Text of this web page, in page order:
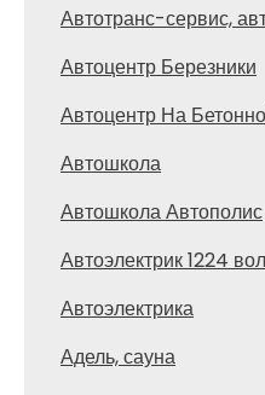
Автотранс-сервис,
Автоцентр Березники
Автоцентр На
Автошкола
Автошкола Автополис
Автоэлектрик 1224
Автоэлектрика
Адель, сауна